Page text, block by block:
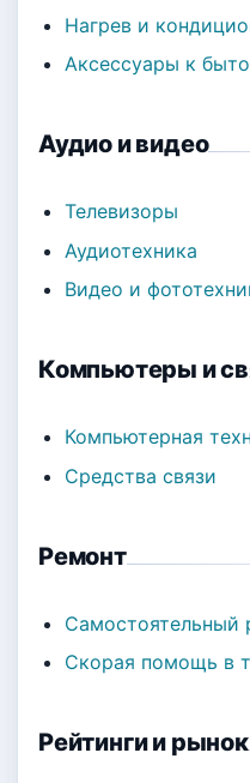
Нагрев и
Аксессуары к
Аудио и видео
Телевизоры
Аудиотехника
Видео и
Компьютеры и
Компьютерная
Средства связи
Ремонт
Самостоятельный
Скорая помощь в
Рейтинги и рынок